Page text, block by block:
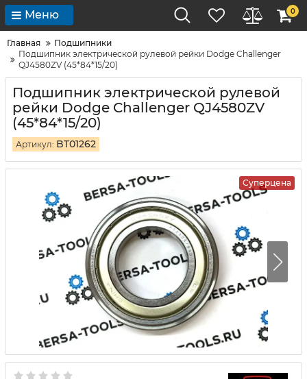
Меню 0
Главная
Подшипники
Подшипник электрической рулевой рейки Dodge Challenger
QJ4580ZV (45*84*15/20)
Подшипник электрической рулевой
рейки Dodge Challenger QJ4580ZV
(45*84*15/20)
Артикул: BT01262
Суперцена